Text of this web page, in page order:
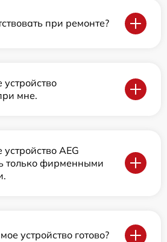
при ремонте?
устройство
мне.
AEG
только фирменными
устройство готово?